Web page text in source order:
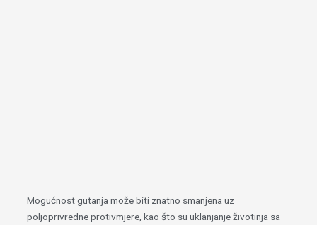
Mogućnost gutanja može biti znatno smanjena uz
poljoprivredne protivmjere, kao što su uklanjanje životinja sa